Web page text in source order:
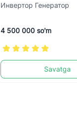
Инвертор Генератор
4 500 000 so'm
Savatga